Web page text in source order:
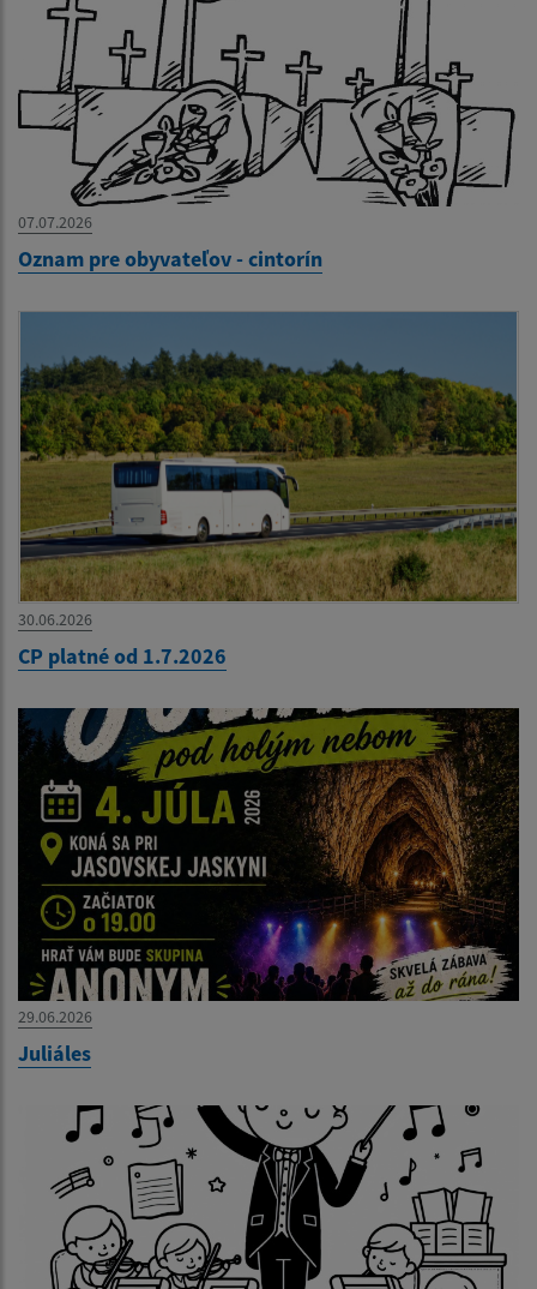
07.07.2026
Oznam pre obyvateľov - cintorín
30.06.2026
CP platné od 1.7.2026
29.06.2026
Juliáles